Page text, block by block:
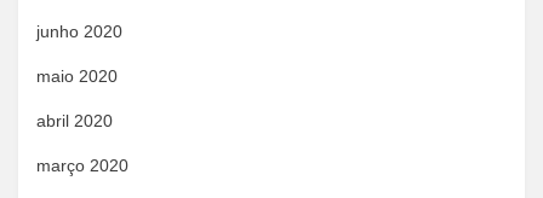
junho 2020
maio 2020
abril 2020
março 2020